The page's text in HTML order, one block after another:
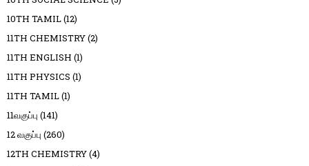
10TH TAMIL(12)
11TH CHEMISTRY(2)
11TH ENGLISH (1)
11TH PHYSICS (1)
11TH TAMIL(1)
11வகுப்பு (141)
12 வகுப்பு (260)
12TH CHEMISTRY(4)